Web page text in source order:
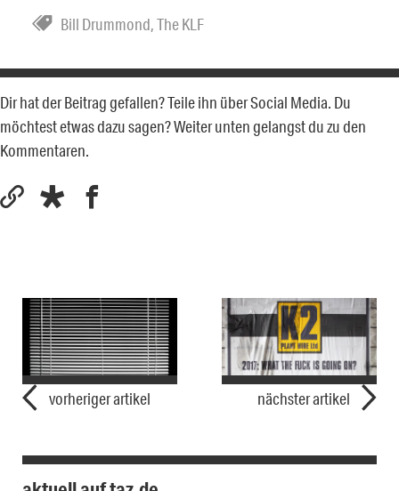
Bill Drummond,The KLF
Dir hat der Beitrag gefallen? Teile ihn über Social Media. Du
möchtest etwas dazu sagen? Weiter unten gelangst du zu den
Kommentaren.
vorheriger artikel nächster artikel